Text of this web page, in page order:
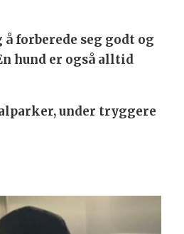
forberede seg godt og
hund er også alltid
under tryggere